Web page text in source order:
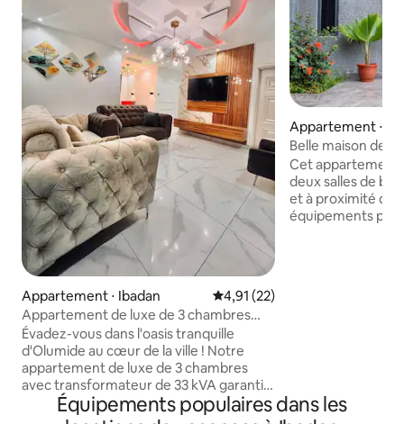
Appartement ⋅ Ibadan Évaluation moyenne sur la
4,91 (22)
Appartement de luxe de 3 chambres
avec transformateur spécial
Évadez-vous dans l'oasis tranquille
d'Olumide au cœur de la ville ! Notre
appartement de luxe de 3 chambres
avec transformateur de 33 kVA garantit
une alimentation électrique
ininterrompue. Détendez-vous avec
Appartement ⋅
Belle maison de 2
bain à Oluyole Est
Cet appartement
deux salles de
et à proximité
équipements publics
logement calme,
Équipements populaires dans les